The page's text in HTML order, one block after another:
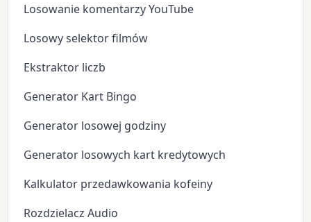
Losowanie komentarzy YouTube
Losowy selektor filmów
Ekstraktor liczb
Generator Kart Bingo
Generator losowej godziny
Generator losowych kart kredytowych
Kalkulator przedawkowania kofeiny
Rozdzielacz Audio